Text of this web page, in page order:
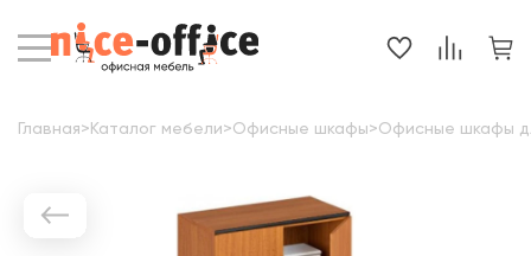
Главная> Каталог мебели>Офисные шкафы>Офисные шкафы